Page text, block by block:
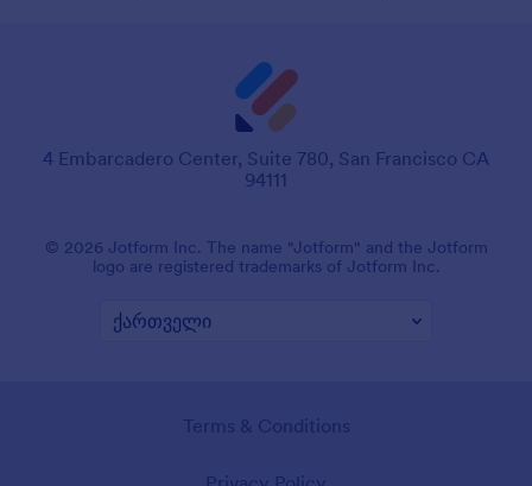
4 Embarcadero Center, Suite 780, San Francisco CA
94111
© 2026 Jotform Inc. The name "Jotform" and the Jotform
logo are registered trademarks of Jotform Inc.
Terms & Conditions